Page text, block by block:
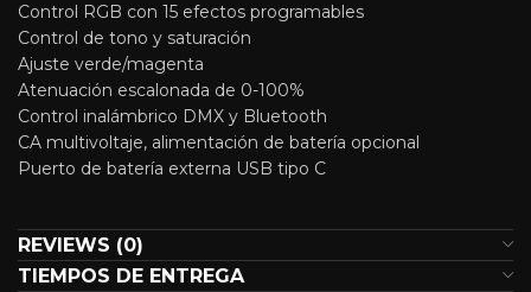
Control RGB con 15 efectos programables
Control de tono y saturación
Ajuste verde/magenta
Atenuación escalonada de 0-100%
Control inalámbrico DMX y Bluetooth
CA multivoltaje, alimentación de batería opcional
Puerto de batería externa USB tipo C
REVIEWS (0)
TIEMPOS DE ENTREGA